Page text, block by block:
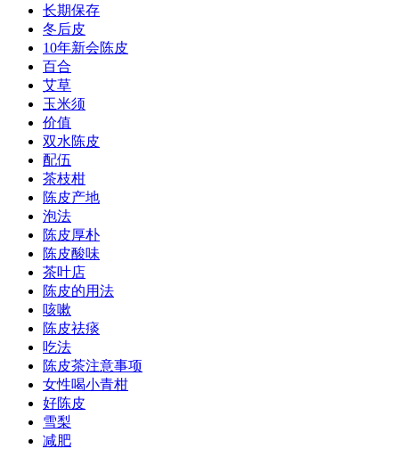
长期保存
冬后皮
10年新会陈皮
百合
艾草
玉米须
价值
双水陈皮
配伍
茶枝柑
陈皮产地
泡法
陈皮厚朴
陈皮酸味
茶叶店
陈皮的用法
咳嗽
陈皮祛痰
吃法
陈皮茶注意事项
女性喝小青柑
好陈皮
雪梨
减肥